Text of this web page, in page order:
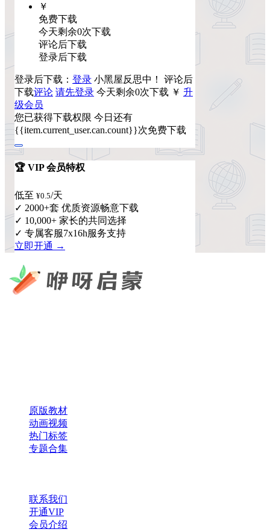
￥
免费下载
今天剩余0次下载
评论后下载
登录后下载
登录后下载： 登录 小黑屋反思中！ 评论后
下载评论 请先登录 今天剩余0次下载 ￥ 升
级会员
您已获得下载权限 今日还有
{{item.current_user.can.count}}次免费下载
🏆 VIP 会员特权
低至 ¥0.5/天
✓ 2000+套 优质资源畅意下载
✓ 10,000+ 家长的共同选择
✓ 专属客服7x16h服务支持
立即开通 →
原版教材
动画视频
热门标签
专题合集
联系我们
开通VIP
会员介绍